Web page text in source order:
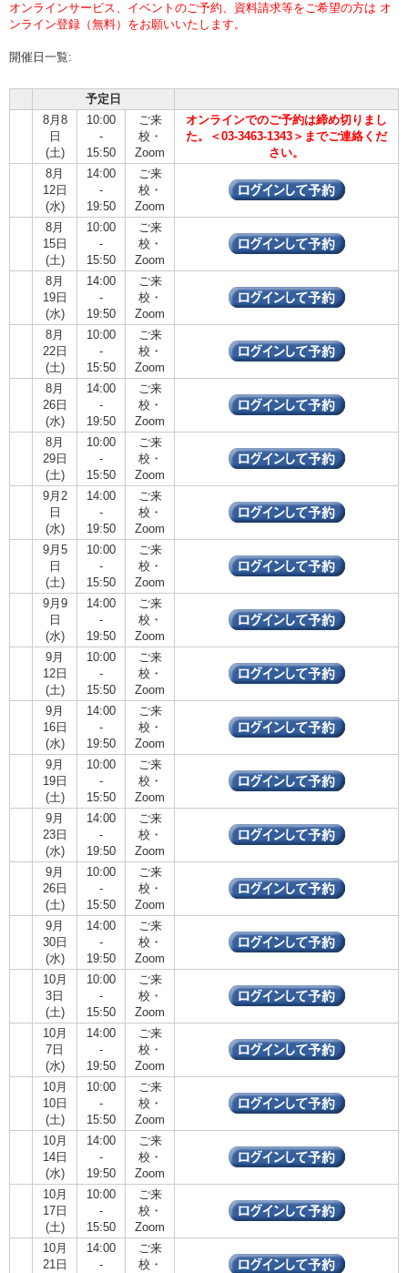
オンラインサービス、イベントのご予約、資料請求等をご希望の方は オ
ンライン登録（無料）をお願いいたします。
開催日一覧:
予定日
8月8
日
(土)
10:00
-
15:50
ご来
校・
Zoom
オンラインでのご予約は締め切りまし
た。＜03-3463-1343＞までご連絡くだ
さい。
8月
12日
(水)
14:00
-
19:50
ご来
校・
Zoom
8月
15日
(土)
10:00
-
15:50
ご来
校・
Zoom
8月
19日
(水)
14:00
-
19:50
ご来
校・
Zoom
8月
22日
(土)
10:00
-
15:50
ご来
校・
Zoom
8月
26日
(水)
14:00
-
19:50
ご来
校・
Zoom
8月
29日
(土)
10:00
-
15:50
ご来
校・
Zoom
9月2
日
(水)
14:00
-
19:50
ご来
校・
Zoom
9月5
日
(土)
10:00
-
15:50
ご来
校・
Zoom
9月9
日
(水)
14:00
-
19:50
ご来
校・
Zoom
9月
12日
(土)
10:00
-
15:50
ご来
校・
Zoom
9月
16日
(水)
14:00
-
19:50
ご来
校・
Zoom
9月
19日
(土)
10:00
-
15:50
ご来
校・
Zoom
9月
23日
(水)
14:00
-
19:50
ご来
校・
Zoom
9月
26日
(土)
10:00
-
15:50
ご来
校・
Zoom
9月
30日
(水)
14:00
-
19:50
ご来
校・
Zoom
10月
3日
(土)
10:00
-
15:50
ご来
校・
Zoom
10月
7日
(水)
14:00
-
19:50
ご来
校・
Zoom
10月
10日
(土)
10:00
-
15:50
ご来
校・
Zoom
10月
14日
(水)
14:00
-
19:50
ご来
校・
Zoom
10月
17日
(土)
10:00
-
15:50
ご来
校・
Zoom
10月
21日
14:00
-
ご来
校・